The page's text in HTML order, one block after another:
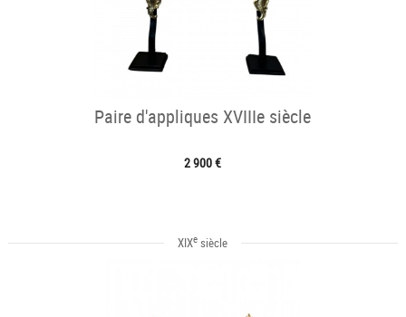
Paire d'appliques XVIIIe siècle
2 900 €
XIXe siècle